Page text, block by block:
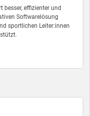
effizienter und
Softwarelösung
sportlichen Leiter:innen